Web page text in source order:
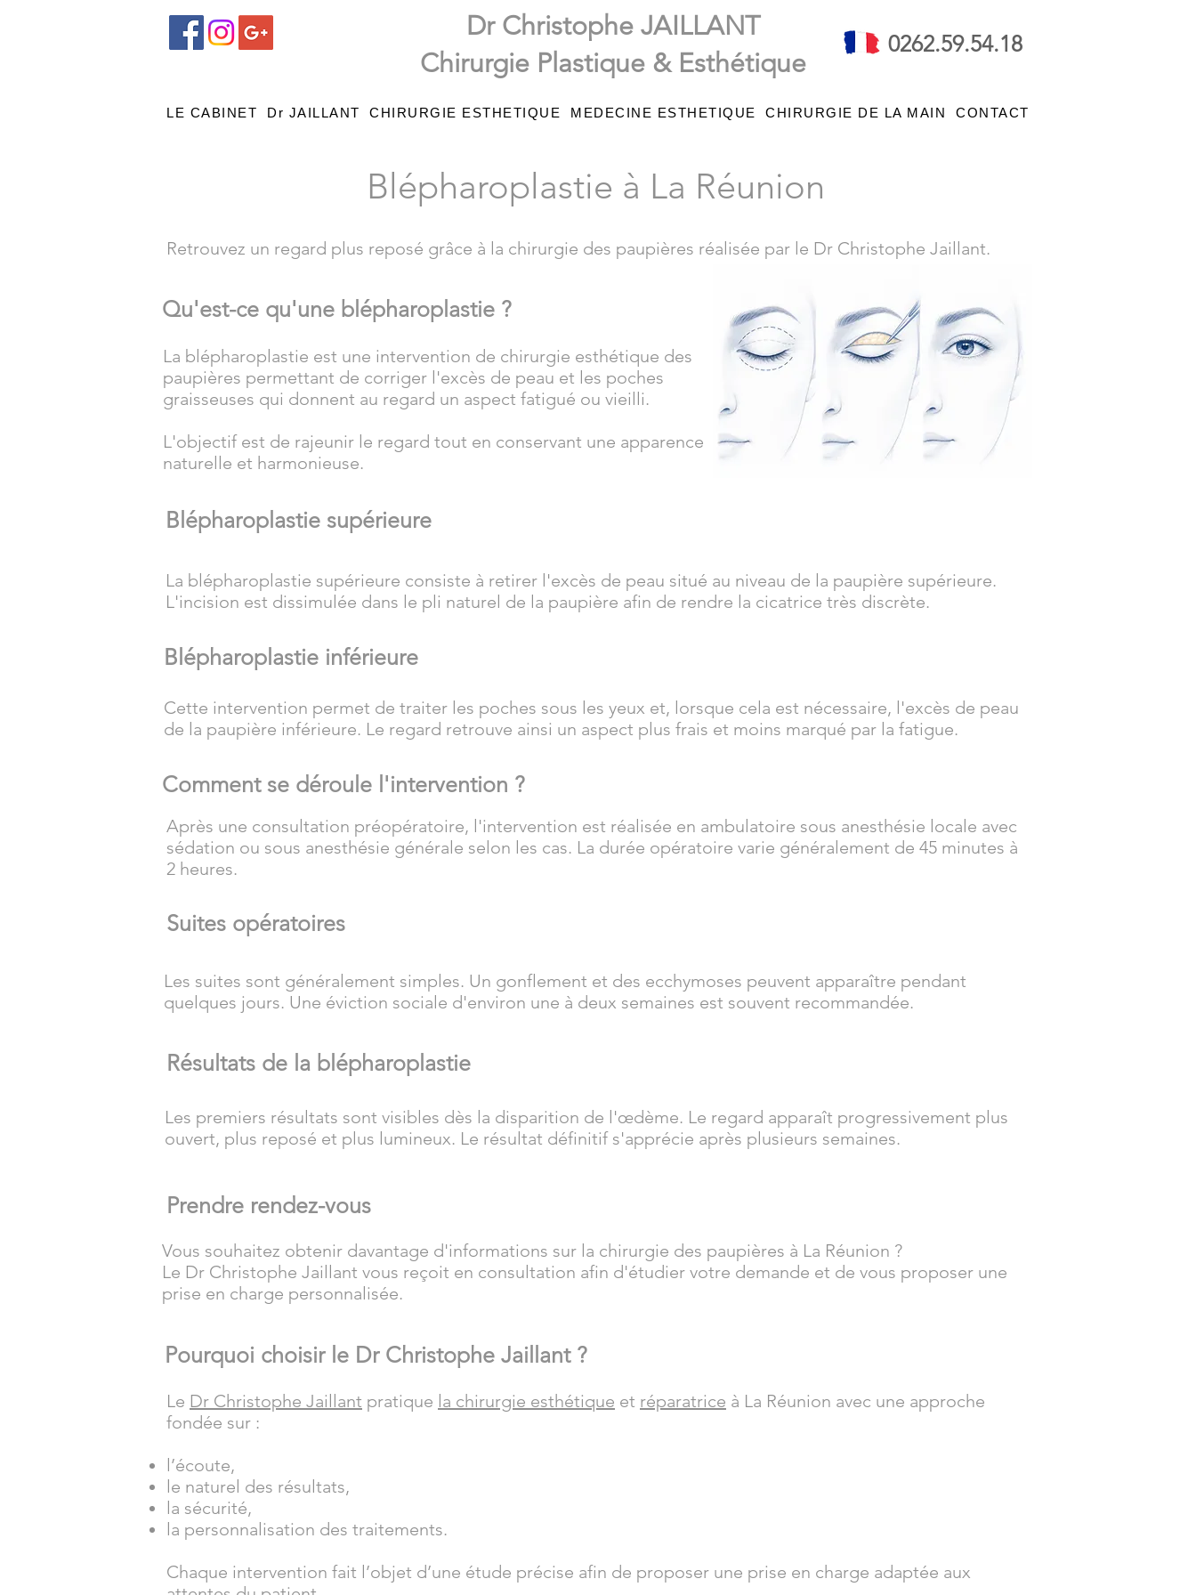
Dr Christophe JAILLANT
Chirurgie Plastique & Esthétique
0262.59.54.18
LE CABINET Dr JAILLANT CHIRURGIE ESTHETIQUE MEDECINE ESTHETIQUE CHIRURGIE DE LA MAIN CONTACT
Blépharoplastie à La Réunion
Retrouvez un regard plus reposé grâce à la chirurgie des paupières réalisée par le Dr Christophe Jaillant.
Qu'est-ce qu'une blépharoplastie ?
La blépharoplastie est une intervention de chirurgie esthétique des
paupières permettant de corriger l'excès de peau et les poches
graisseuses qui donnent au regard un aspect fatigué ou vieilli.
L'objectif est de rajeunir le regard tout en conservant une apparence
naturelle et harmonieuse.
Blépharoplastie supérieure
La blépharoplastie supérieure consiste à retirer l'excès de peau situé au niveau de la paupière supérieure.
L'incision est dissimulée dans le pli naturel de la paupière afin de rendre la cicatrice très discrète.
Blépharoplastie inférieure
Cette intervention permet de traiter les poches sous les yeux et, lorsque cela est nécessaire, l'excès de peau
de la paupière inférieure. Le regard retrouve ainsi un aspect plus frais et moins marqué par la fatigue.
Comment se déroule l'intervention ?
Après une consultation préopératoire, l'intervention est réalisée en ambulatoire sous anesthésie locale avec
sédation ou sous anesthésie générale selon les cas. La durée opératoire varie généralement de 45 minutes à
2 heures.
Suites opératoires
Les suites sont généralement simples. Un gonflement et des ecchymoses peuvent apparaître pendant
quelques jours. Une éviction sociale d'environ une à deux semaines est souvent recommandée.
Résultats de la blépharoplastie
Les premiers résultats sont visibles dès la disparition de l'œdème. Le regard apparaît progressivement plus
ouvert, plus reposé et plus lumineux. Le résultat définitif s'apprécie après plusieurs semaines.
Prendre rendez-vous
Vous souhaitez obtenir davantage d'informations sur la chirurgie des paupières à La Réunion ?
Le Dr Christophe Jaillant vous reçoit en consultation afin d'étudier votre demande et de vous proposer une
prise en charge personnalisée.
Pourquoi choisir le Dr Christophe Jaillant ?
Le Dr Christophe Jaillant pratique la chirurgie esthétique et réparatrice à La Réunion avec une approche
fondée sur :
l’écoute,
le naturel des résultats,
la sécurité,
la personnalisation des traitements.
Chaque intervention fait l’objet d’une étude précise afin de proposer une prise en charge adaptée aux